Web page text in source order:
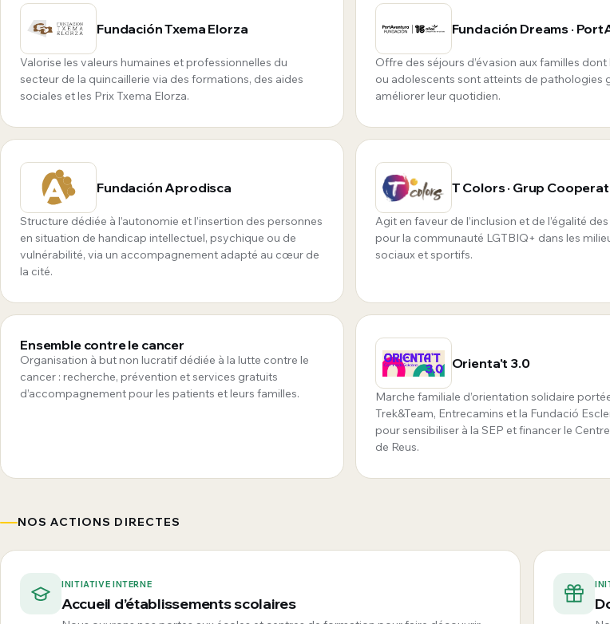
Fundación Txema Elorza
Valorise les valeurs humaines et professionnelles du
secteur de la quincaillerie via des formations, des aides
sociales et les Prix Txema Elorza.
Fundación Dreams ·
Offre des séjours d’évasion aux familles dont
ou adolescents sont atteints de pathologies
améliorer leur quotidien.
Fundación Aprodisca
Structure dédiée à l’autonomie et l’insertion des personnes
en situation de handicap intellectuel, psychique ou de
vulnérabilité, via un accompagnement adapté au cœur de
la cité.
T Colors · Grup
Agit en faveur de l’inclusion et de l’égalité
pour la communauté LGTBIQ+ dans les
sociaux et sportifs.
Ensemble contre le cancer
Organisation à but non lucratif dédiée à la lutte contre le
cancer : recherche, prévention et services gratuits
d’accompagnement pour les patients et leurs familles.
Orienta't 3.0
Marche familiale d’orientation solidaire
Trek&Team, Entrecamins et la Fundació
pour sensibiliser à la SEP et financer le
de Reus.
NOS ACTIONS DIRECTES
INITIATIVE INTERNE
Accueil d’établissements scolaires